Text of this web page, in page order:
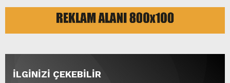
İLGİNİZİ ÇEKEBİLİR